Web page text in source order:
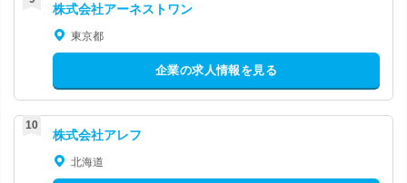
株式会社アーネストワン
東京都
企業の求人情報を見る
株式会社アレフ
北海道